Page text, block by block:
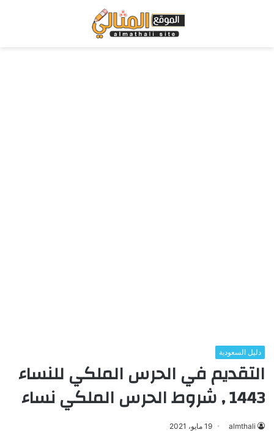
دليل السعودية
التقديم في الحرس الملكي للنساء
1443 , شروط الحرس الملكي نساء
almthali 19 مايو، 2021